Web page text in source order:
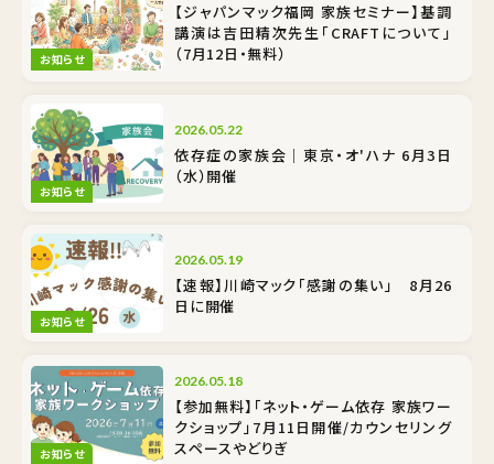
お知らせ
【ジャパンマック福岡 家族セミナー】基調
講演は吉田精次先生「CRAFTについて」
（7月12日・無料）
お知らせ
2026.05.22
依存症の家族会｜東京・オ'ハナ 6月3日
（水）開催
お知らせ
2026.05.19
【速報】川崎マック「感謝の集い」 8月26
日に開催
お知らせ
2026.05.18
【参加無料】「ネット・ゲーム依存 家族ワー
クショップ」7月11日開催/カウンセリング
スペースやどりぎ